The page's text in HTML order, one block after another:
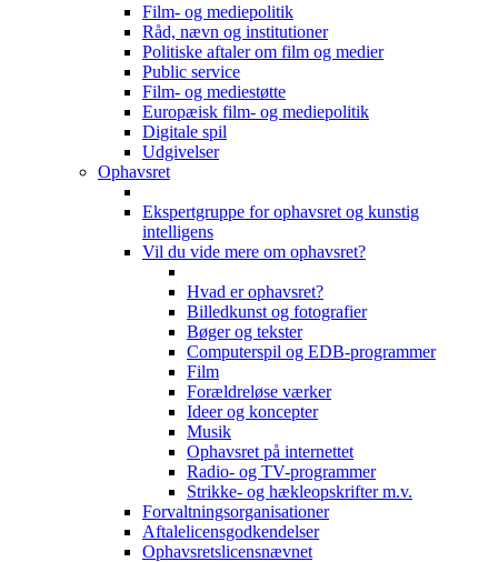
Film- og mediepolitik
Råd, nævn og institutioner
Politiske aftaler om film og medier
Public service
Film- og mediestøtte
Europæisk film- og mediepolitik
Digitale spil
Udgivelser
Ophavsret
Ekspertgruppe for ophavsret og kunstig
intelligens
Vil du vide mere om ophavsret?
Hvad er ophavsret?
Billedkunst og fotografier
Bøger og tekster
Computerspil og EDB-programmer
Film
Forældreløse værker
Ideer og koncepter
Musik
Ophavsret på internettet
Radio- og TV-programmer
Strikke- og hækleopskrifter m.v.
Forvaltningsorganisationer
Aftalelicensgodkendelser
Ophavsretslicensnævnet